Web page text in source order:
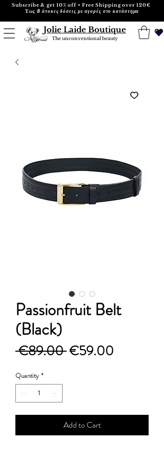
Subscribe & get 10% off • Free Shipping over 120€
Έως 8 άτοκες δόσεις με αγορές στο κατάστημα
Jolie Laide Boutique
The unconventional beauty
Passionfruit Belt
(Black)
€89.00 Regular
€59.00
Quantity *
Add to Cart